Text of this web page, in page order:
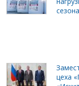
цеха